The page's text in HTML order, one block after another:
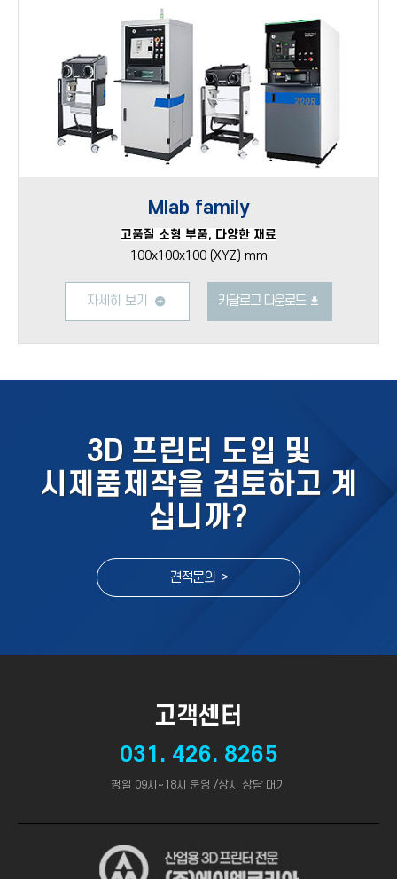
Mlab family
고품질 소형 부품, 다양한 재료
100x100x100 (XYZ) mm
자세히 보기 카달로그 다운로드
3D 프린터 도입 및
시제품제작을 검토하고 계
십니까?
견적문의 >
고객센터
031. 426. 8265
평일 09시~18시 운영 /상시 상담 대기